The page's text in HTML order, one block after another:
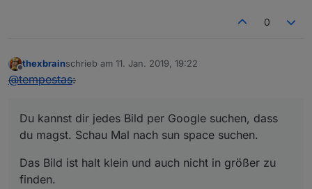
0
Offline
thexbrainschrieb am 11. Jan. 2019, 19:22
zuletzt editiert von
@tempestas:
Du kannst dir jedes Bild per Google suchen, dass
du magst. Schau Mal nach sun space suchen.
Das Bild ist halt klein und auch nicht in größer zu
finden.